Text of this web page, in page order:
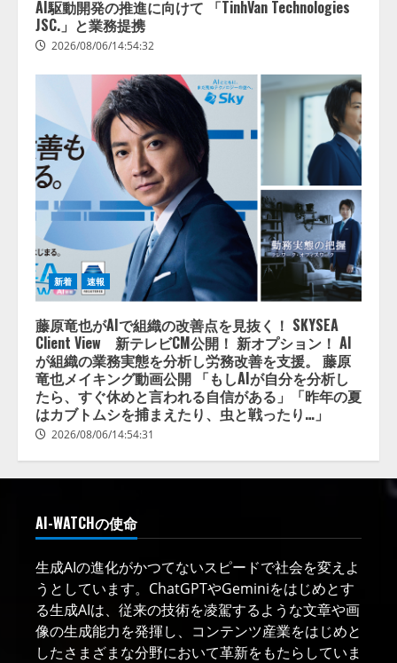
AI駆動開発の推進に向けて 「TinhVan Technologies
JSC.」と業務提携
2026/08/06/14:54:32
新着 速報
藤原竜也がAIで組織の改善点を見抜く！ SKYSEA
Client View 新テレビCM公開！ 新オプション！ AI
が組織の業務実態を分析し労務改善を支援。 藤原
竜也メイキング動画公開 「もしAIが自分を分析し
たら、すぐ休めと言われる自信がある」「昨年の夏
はカブトムシを捕まえたり、虫と戦ったり…」
2026/08/06/14:54:31
AI-WATCHの使命
生成AIの進化がかつてないスピードで社会を変えよ
うとしています。ChatGPTやGeminiをはじめとす
る生成AIは、従来の技術を凌駕するような文章や画
像の生成能力を発揮し、コンテンツ産業をはじめと
したさまざまな分野において革新をもたらしていま